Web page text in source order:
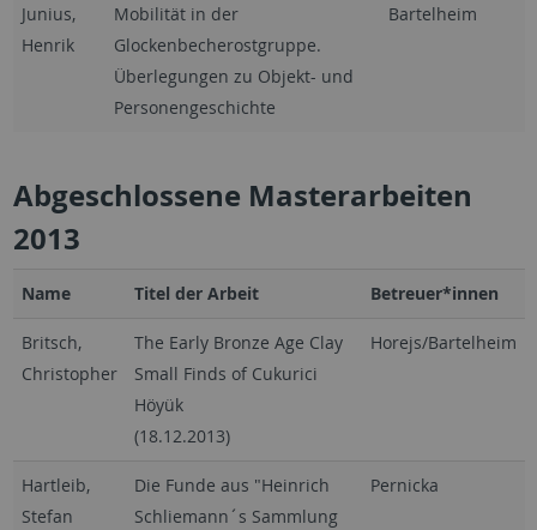
Junius,
Henrik
Mobilität in der
Glockenbecherostgruppe.
Überlegungen zu Objekt- und
Personengeschichte
Bartelheim
Abgeschlossene Masterarbeiten
2013
Name Titel der Arbeit Betreuer*innen
Britsch,
Christopher
The Early Bronze Age Clay
Small Finds of Cukurici
Höyük
(18.12.2013)
Horejs/Bartelheim
Hartleib,
Stefan
Die Funde aus "Heinrich
Schliemann´s Sammlung
Pernicka